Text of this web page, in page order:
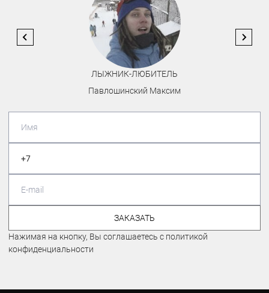
ЭКСПЕРТ ПО ГОРНЫМ ЛЫЖАМ
Иванов Иван
ЗАКАЗАТЬ
Нажимая на кнопку, Вы соглашаетесь с политикой
конфиденциальности